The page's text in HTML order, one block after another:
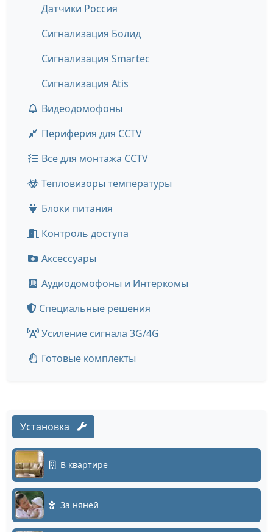
Датчики Россия
Сигнализация Болид
Сигнализация Smartec
Сигнализация Atis
Видеодомофоны
Периферия для CCTV
Все для монтажа CCTV
Тепловизоры температуры
Блоки питания
Контроль доступа
Аксессуары
Аудиодомофоны и Интеркомы
Специальные решения
Усиление сигнала 3G/4G
Готовые комплекты
Установка
В квартире
За няней